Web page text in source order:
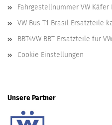
Fahrgestellnummer VW Käfer
VW Bus T1 Brasil Ersatzteile
BBT4VW BBT Ersatzteile für VW
Cookie Einstellungen
Unsere Partner